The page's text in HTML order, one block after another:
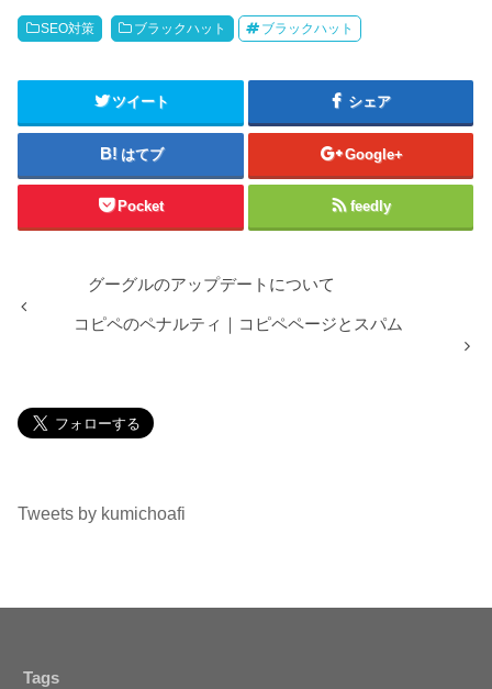
SEO対策 ブラックハット ブラックハット
ツイート シェア
はてブ Google+
Pocket feedly
グーグルのアップデートについて
コピペのペナルティ｜コピペページとスパム
Tweets by kumichoafi
Tags